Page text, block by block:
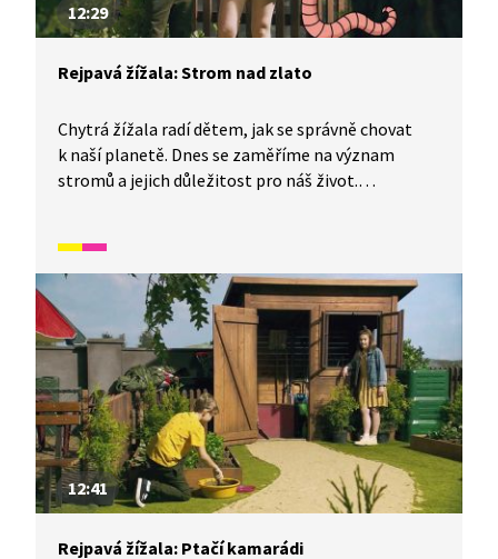
12:29
Rejpavá žížala: Strom nad zlato
Chytrá žížala radí dětem, jak se správně chovat
k naší planetě. Dnes se zaměříme na význam
stromů a jejich důležitost pro náš život.
o stromy pečovat a třeba i nějaké nové zasadíme.
A proč bychom měli?
12:41
Rejpavá žížala: Ptačí kamarádi